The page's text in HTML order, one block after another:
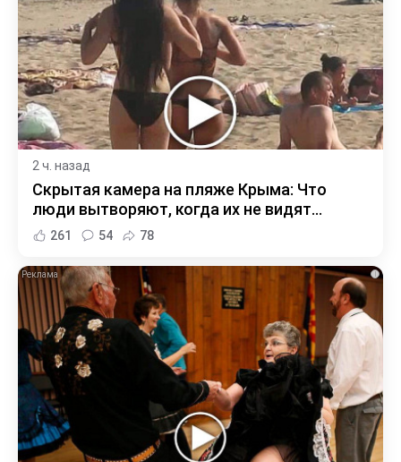
2 ч. назад
Скрытая камера на пляже Крыма: Что
люди вытворяют, когда их не видят...
261 54 78
i